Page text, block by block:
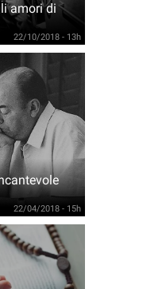
amori di
22/10/2018 - 13h
22/04/2018 - 15h